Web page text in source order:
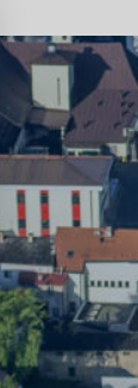
to
content